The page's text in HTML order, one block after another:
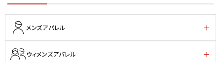
メンズアパレル
ウィメンズアパレル